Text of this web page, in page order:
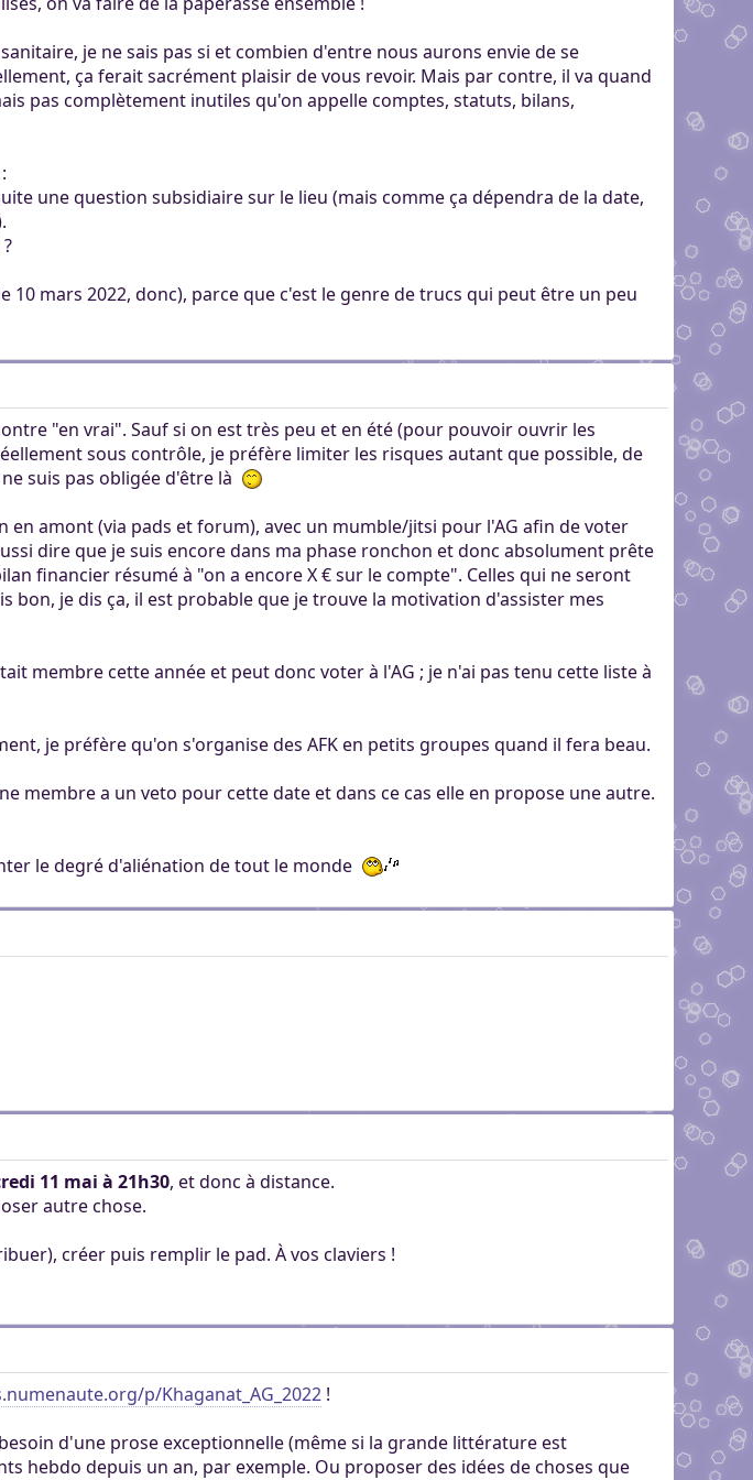
je ne sais pas si et combien d'entre nous aurons envie de se
ça ferait sacrément plaisir de vous revoir. Mais par contre, il va quand
pas complètement inutiles qu'on appelle comptes, statuts, bilans,
une question subsidiaire sur le lieu (mais comme ça dépendra de la date,
mars 2022, donc), parce que c'est le genre de trucs qui peut être un peu
"en vrai". Sauf si on est très peu et en été (pour pouvoir ouvrir les
sous contrôle, je préfère limiter les risques autant que possible, de
suis pas obligée d'être là
en amont (via pads et forum), avec un mumble/jitsi pour l'AG afin de voter
dire que je suis encore dans ma phase ronchon et donc absolument prête
financier résumé à "on a encore X € sur le compte". Celles qui ne seront
bon, je dis ça, il est probable que je trouve la motivation d'assister mes
membre cette année et peut donc voter à l'AG ; je n'ai pas tenu cette liste à
je préfère qu'on s'organise des AFK en petits groupes quand il fera beau.
membre a un veto pour cette date et dans ce cas elle en propose une autre.
le degré d'aliénation de tout le monde
11 mai à 21h30, et donc à distance.
autre chose.
créer puis remplir le pad. À vos claviers !
p/Khaganat_AG_2022!
d'une prose exceptionnelle (même si la grande littérature est
hebdo depuis un an, par exemple. Ou proposer des idées de choses que